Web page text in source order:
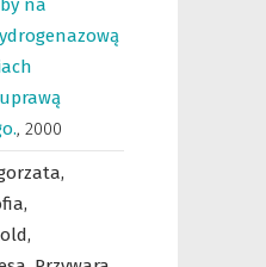
na
, 2000